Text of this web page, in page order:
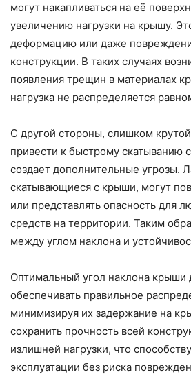
могут накапливаться на её
увеличению нагрузки на крышу.
деформацию или даже
конструкции. В таких случаях
появления трещин в материалах
нагрузка не распределяется
С другой стороны, слишком
привести к быстрому скатыванию
создает дополнительные угрозы.
скатывающиеся с крыши, могут
или представлять опасность для
средств на территории. Таким
между углом наклона и
Оптимальный угол наклона крыши
обеспечивать правильное
минимизируя их задержание на
сохранить прочность всей
излишней нагрузки, что
эксплуатации без риска